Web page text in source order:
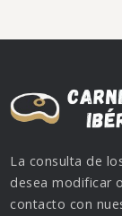
La consulta de
desea modificar
contacto con